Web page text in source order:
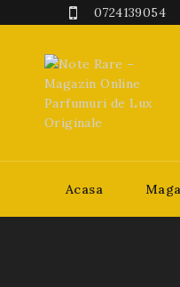
0724139054
Acasa